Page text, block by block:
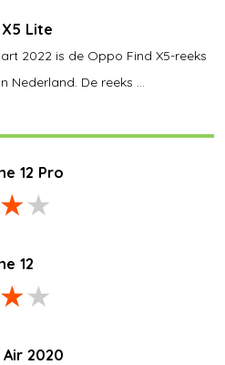
Lite
2022 is de Oppo Find X5-reeks
Nederland. De reeks ...
12 Pro
12
2020